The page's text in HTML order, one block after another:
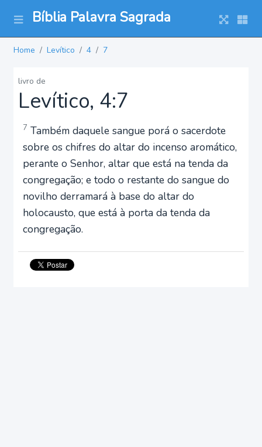
Bíblia Palavra Sagrada
Home Levítico 4 7
livro de
Levítico, 4:7
7 Também daquele sangue porá o sacerdote
sobre os chifres do altar do incenso aromático,
perante o Senhor, altar que está na tenda da
congregação; e todo o restante do sangue do
novilho derramará à base do altar do
holocausto, que está à porta da tenda da
congregação.